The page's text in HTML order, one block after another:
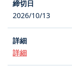
2026/10/13
詳細